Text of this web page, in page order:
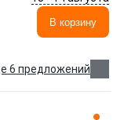
В корзину
6 предложений